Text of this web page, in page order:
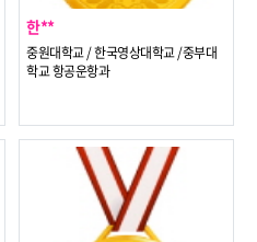
한**
중원대학교 / 한국영상대학교 /중부대
학교 항공운항과